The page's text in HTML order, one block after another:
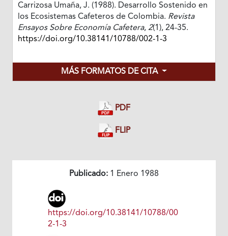
Carrizosa Umaña, J. (1988). Desarrollo Sostenido en
los Ecosistemas Cafeteros de Colombia. Revista
Ensayos Sobre Economía Cafetera, 2(1), 24-35.
https://doi.org/10.38141/10788/002-1-3
MÁS FORMATOS DE CITA
PDF
FLIP
Publicado: 1 Enero 1988
https://doi.org/10.38141/10788/00
2-1-3